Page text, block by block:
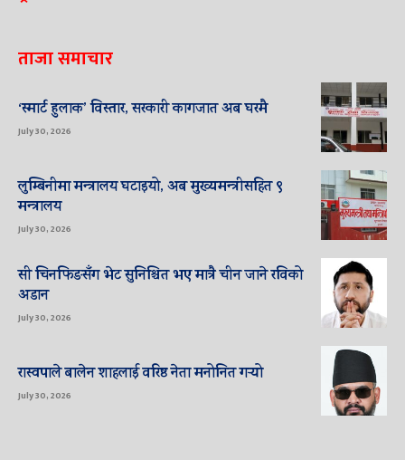
ताजा समाचार
‘स्मार्ट हुलाक’ विस्तार, सरकारी कागजात अब घरमै
July 30, 2026
लुम्बिनीमा मन्त्रालय घटाइयो, अब मुख्यमन्त्रीसहित ९
मन्त्रालय
July 30, 2026
सी चिनफिङसँग भेट सुनिश्चित भए मात्रै चीन जाने रविको
अडान
July 30, 2026
रास्वपाले बालेन शाहलाई वरिष्ठ नेता मनोनित गर्‍यो
July 30, 2026